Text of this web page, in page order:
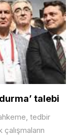
talebi
tedbir